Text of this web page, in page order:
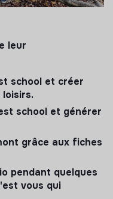
leur
school et créer
school et générer
grâce aux fiches
pendant quelques
vous qui